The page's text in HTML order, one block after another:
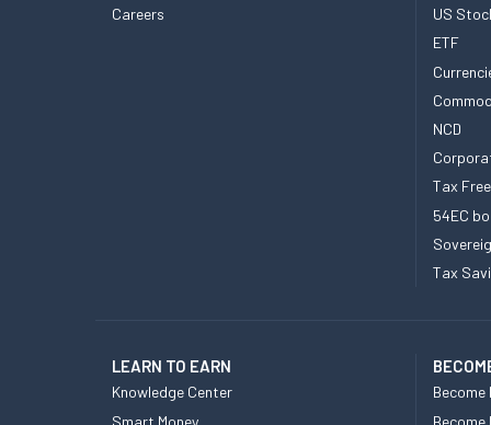
Careers
US
ETF
NCD
Tax
54EC
Tax
LEARN TO EARN
Knowledge Center
Smart Money
Become
Become